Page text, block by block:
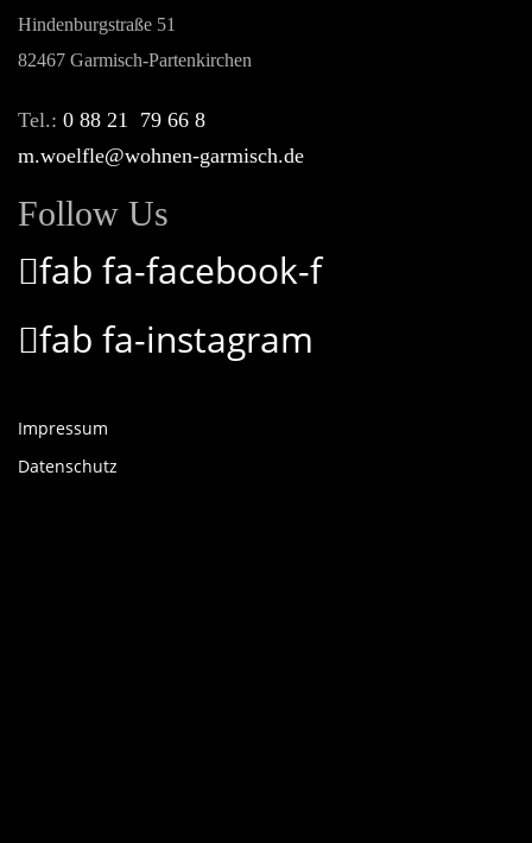
Hindenburgstraße 51
82467 Garmisch-Partenkirchen
Tel.: 0 88 21 79 66 8
m.woelfle@wohnen-garmisch.de
Follow Us
fab fa-facebook-f
fab fa-instagram
Impressum
Datenschutz